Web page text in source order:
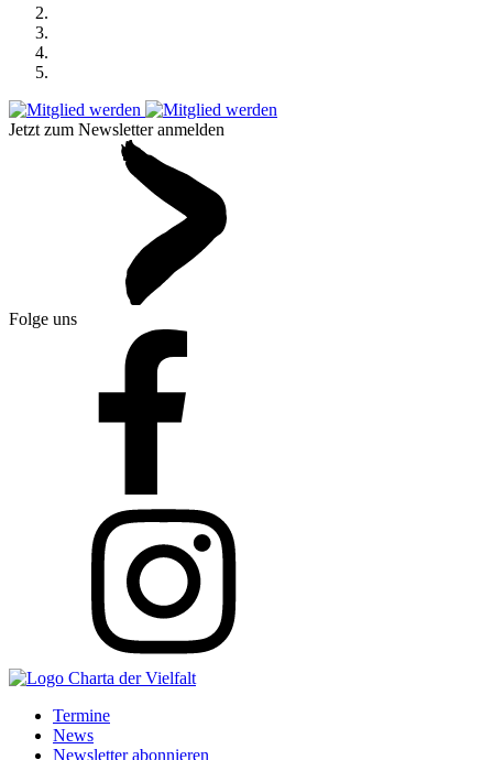
Jetzt zum Newsletter anmelden
Folge uns
Termine
News
Newsletter abonnieren